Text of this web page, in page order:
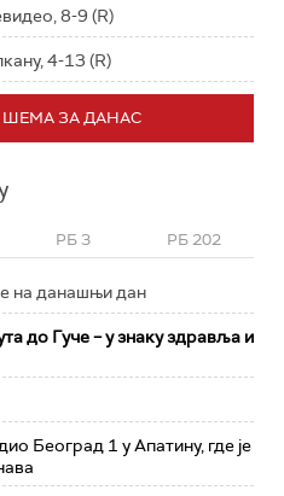
8-9 (R)
4-13 (R)
ЗА ДАНАС
РБ 3 РБ 202
на данашњи дан
до Гуче – у знаку здравља и
Београд 1 у Апатину, где је